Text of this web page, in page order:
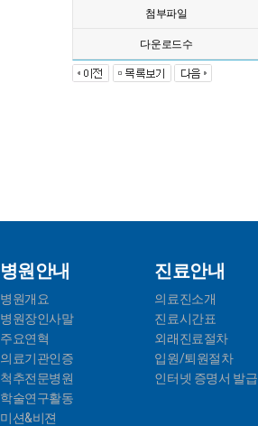
첨부파일
다운로드수
병원안내
병원개요
병원장인사말
주요연혁
의료기관인증
척추전문병원
학술연구활동
미션&비젼
진료안내
의료진소개
진료시간표
외래진료절차
입원/퇴원절차
인터넷 증명서 발급